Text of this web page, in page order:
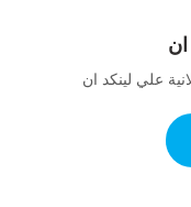
ان
علي لينكد ان